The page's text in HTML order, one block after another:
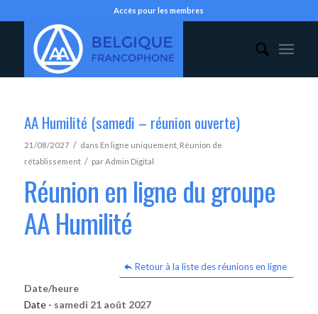
Accès pour les membres
AA Humilité (samedi – réunion ouverte)
21/08/2027 / dans En ligne uniquement, Réunion de
rétablissement / parAdmin Digital
Réunion en ligne du groupe
AA Humilité
Retour à la liste des réunions en ligne
Date/heure
Date - samedi 21 août 2027